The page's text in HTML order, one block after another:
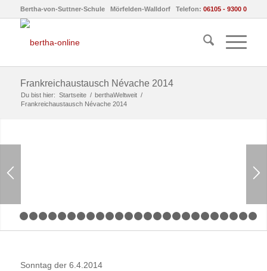
Bertha-von-Suttner-Schule Mörfelden-Walldorf Telefon: 06105 - 9300 0
Frankreichaustausch Névache 2014
Du bist hier: Startseite / berthaWeltweit /
Frankreichaustausch Névache 2014
1 2 3 4 5 6 7 8 9 1011121314151617181920
Sonntag der 6.4.2014